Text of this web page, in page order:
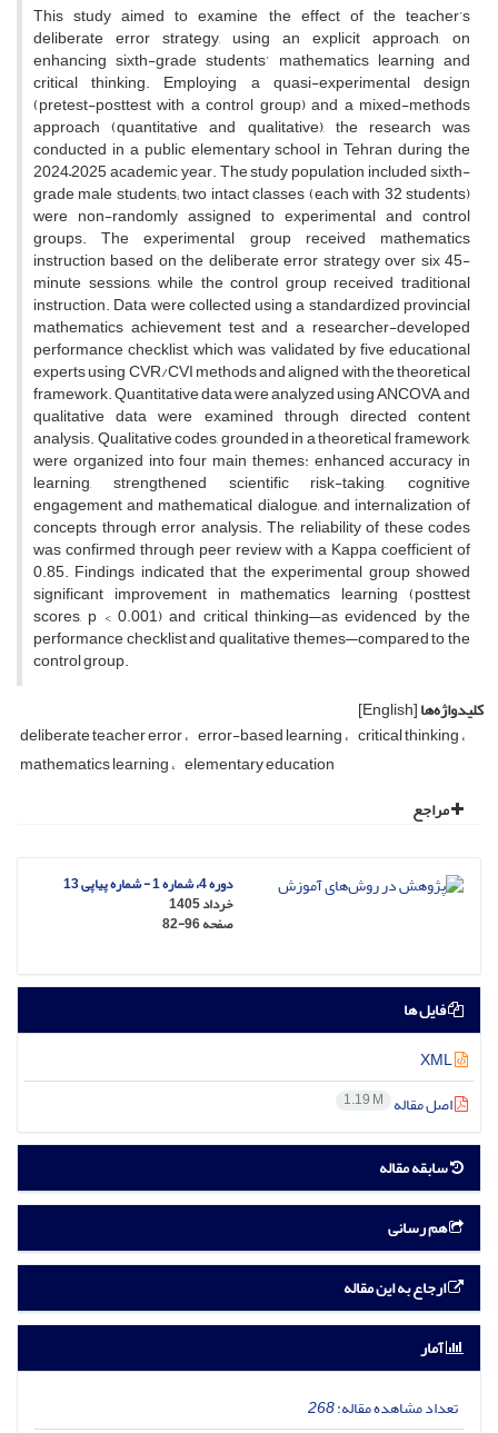
This study aimed to examine the effect of the teacher’s
deliberate error strategy, using an explicit approach, on
enhancing sixth-grade students’ mathematics learning and
critical thinking. Employing a quasi-experimental design
(pretest-posttest with a control group) and a mixed-methods
approach (quantitative and qualitative), the research was
conducted in a public elementary school in Tehran during the
2024–2025 academic year. The study population included sixth-
grade male students; two intact classes (each with 32 students)
were non-randomly assigned to experimental and control
groups. The experimental group received mathematics
instruction based on the deliberate error strategy over six 45-
minute sessions, while the control group received traditional
instruction. Data were collected using a standardized provincial
mathematics achievement test and a researcher-developed
performance checklist, which was validated by five educational
experts using CVR/CVI methods and aligned with the theoretical
framework. Quantitative data were analyzed using ANCOVA, and
qualitative data were examined through directed content
analysis. Qualitative codes, grounded in a theoretical framework,
were organized into four main themes: enhanced accuracy in
learning, strengthened scientific risk-taking, cognitive
engagement and mathematical dialogue, and internalization of
concepts through error analysis. The reliability of these codes
was confirmed through peer review with a Kappa coefficient of
0.85. Findings indicated that the experimental group showed
significant improvement in mathematics learning (posttest
scores, p < 0.001) and critical thinking—as evidenced by the
performance checklist and qualitative themes—compared to the
control group.
کلیدواژه‌ها[English]
deliberate teacher error error-based learning critical thinking
mathematics learning elementary education
مراجع
دوره 4، شماره 1 - شماره پیاپی 13
خرداد 1405
صفحه82-96
فایل ها
اصل مقاله 1.19 M
سابقه مقاله
هم رسانی
ارجاع به این مقاله
آمار
تعداد مشاهده مقاله:268